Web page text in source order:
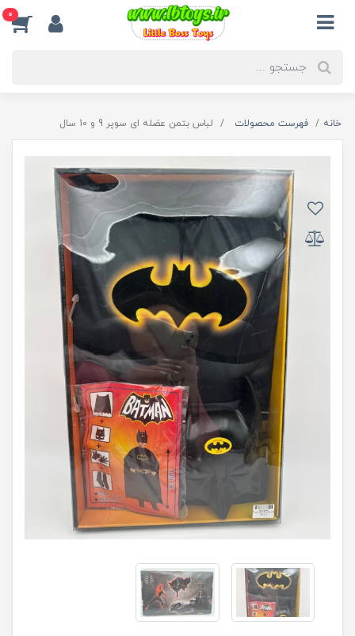
0
خانه فهرست محصولات لباس بتمن عضله ای سوپر 9 و 10 سال